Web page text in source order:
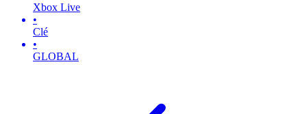
Xbox Live
•
Clé
•
GLOBAL